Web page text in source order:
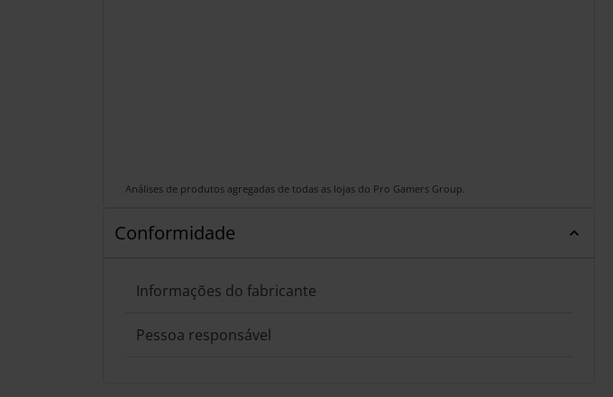
Análises de produtos agregadas de todas as lojas do Pro Gamers Group.
Conformidade
Informações do fabricante
Pessoa responsável